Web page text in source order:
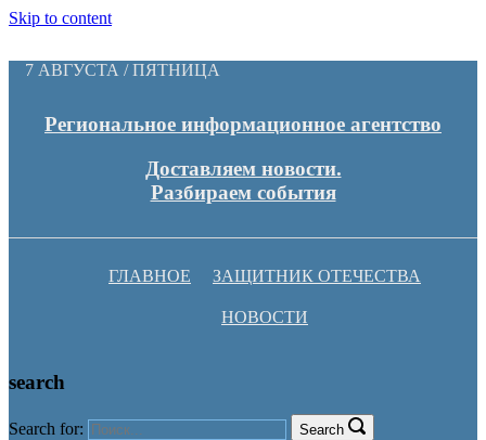
Skip to content
7 АВГУСТА / ПЯТНИЦА
Региональное информационное агентство
Доставляем новости.
Разбираем события
ГЛАВНОЕ ЗАЩИТНИК ОТЕЧЕСТВА
НОВОСТИ
search
Search for: Search